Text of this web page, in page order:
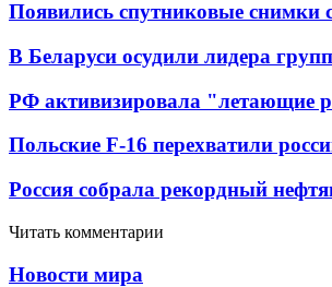
Появились спутниковые снимки
В Беларуси осудили лидера
РФ активизировала "летающие
Польские F-16 перехватили
Россия собрала рекордный
Читать комментарии
Новости мира